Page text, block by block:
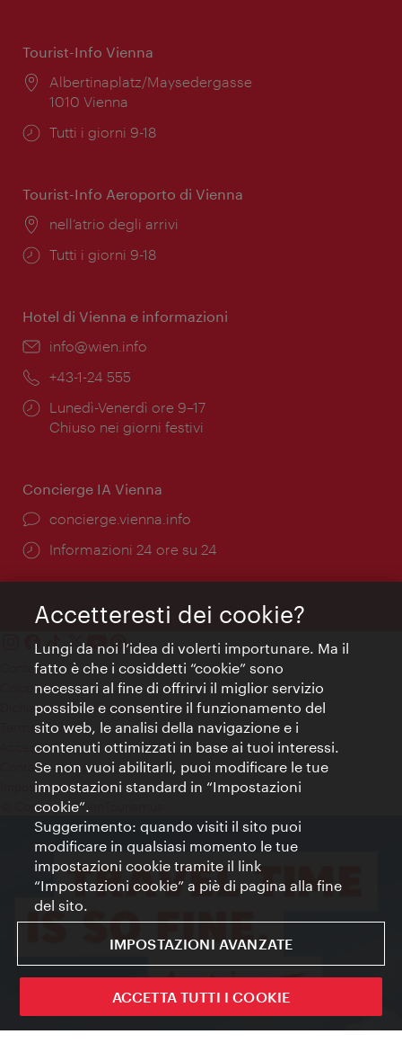
Tourist-Info Vienna
Posizione:
Albertinaplatz/Maysedergasse
1010 Vienna
Orari
Tutti i giorni 9-18
Tourist-Info Aeroporto di Vienna
Posizione:
nell’atrio degli arrivi
Orari
Tutti i giorni 9-18
Hotel di Vienna e informazioni
Email:
info@wien.info
Telefono:
+43-1-24 555
Orari
di
Lunedì-Venerdì ore 9–17
Chiuso nei giorni festivi
Concierge IA Vienna
Ort:
concierge.vienna.info
Öffnungszeiten:
Informazioni 24 ore su 24
Contatti
Colophon
Dichiarazione sulla protezione dei dati
Terms of Use
Accessibilità
Contatto stampa
Impostazioni cookie
© Copyright WienTourismus
Accetteresti dei cookie?
Lungi da noi l’idea di volerti importunare. Ma il
fatto è che i cosiddetti “cookie” sono
necessari al fine di offrirvi il miglior servizio
possibile e consentire il funzionamento del
sito web, le analisi della navigazione e i
contenuti ottimizzati in base ai tuoi interessi.
Se non vuoi abilitarli, puoi modificare le tue
impostazioni standard in “Impostazioni
cookie”.
Suggerimento: quando visiti il sito puoi
modificare in qualsiasi momento le tue
impostazioni cookie tramite il link
“Impostazioni cookie” a piè di pagina alla fine
del sito.
IMPOSTAZIONI AVANZATE
ACCETTA TUTTI I COOKIE